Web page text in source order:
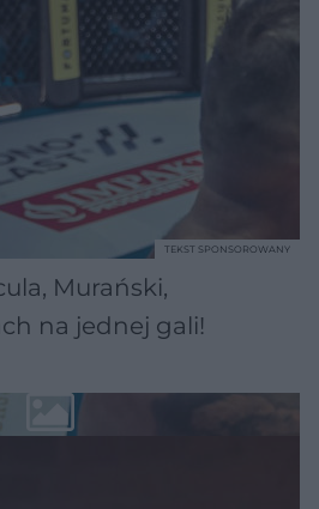
Murański,
na jednej gali!
TEKST SPONSOROWANY